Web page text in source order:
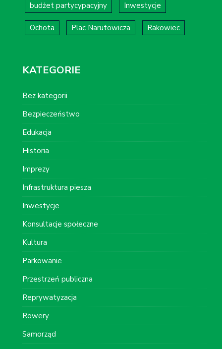
budżet partycypacyjny Inwestycje
Ochota Plac Narutowicza Rakowiec
KATEGORIE
Bez kategorii
Bezpieczeństwo
Edukacja
Historia
Imprezy
Infrastruktura piesza
Inwestycje
Konsultacje społeczne
Kultura
Parkowanie
Przestrzeń publiczna
Reprywatyzacja
Rowery
Samorząd